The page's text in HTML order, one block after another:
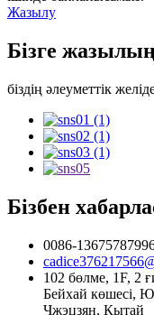
Жазылу
Бізге
біздің әлеуметтік
Бізбен
0086-
102 бөлме, 1F, 2
Бейхай көшесі,
Чжэцзян, Қытай